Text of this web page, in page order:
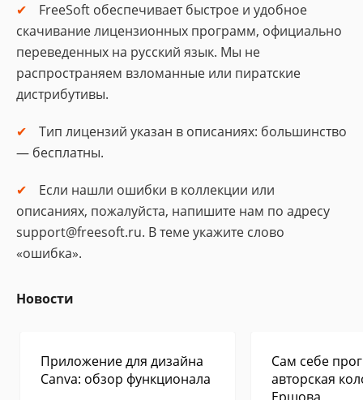
FreeSoft обеспечивает быстрое и удобное
скачивание лицензионных программ, официально
переведенных на русский язык. Мы не
распространяем взломанные или пиратские
дистрибутивы.
Тип лицензий указан в описаниях: большинство
— бесплатны.
Если нашли ошибки в коллекции или
описаниях, пожалуйста, напишите нам по адресу
support@freesoft.ru. В теме укажите слово
«ошибка».
Новости
Приложение для дизайна
Canva: обзор функционала
Сам себе
авторская